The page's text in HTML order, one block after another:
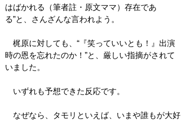
はばかれる（筆者註・原文ママ）存在であ
る”と、さんざんな言われよう。
梶原に対しても、“『笑っていいとも！』出演
時の恩を忘れたのか！”と、厳しい指摘がされて
いました。
いずれも予想できた反応です。
なぜなら、タモリといえば、いまや誰もが大好